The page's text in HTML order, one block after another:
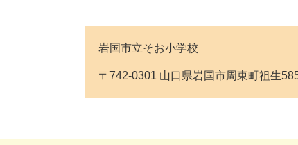
岩国市立そお小学校
〒742-0301 山口県岩国市周東町祖生